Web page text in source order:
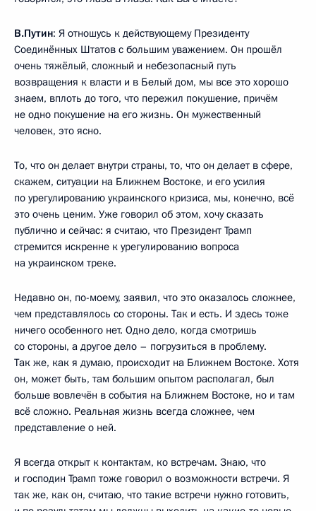
В.Путин: Я отношусь к действующему Президенту
Соединённых Штатов с большим уважением. Он прошёл
очень тяжёлый, сложный и небезопасный путь
возвращения к власти и в Белый дом, мы все это хорошо
знаем, вплоть до того, что пережил покушение, причём
не одно покушение на его жизнь. Он мужественный
человек, это ясно.
То, что он делает внутри страны, то, что он делает в сфере,
скажем, ситуации на Ближнем Востоке, и его усилия
по урегулированию украинского кризиса, мы, конечно, всё
это очень ценим. Уже говорил об этом, хочу сказать
публично и сейчас: я считаю, что Президент Трамп
стремится искренне к урегулированию вопроса
на украинском треке.
Недавно он, по-моему, заявил, что это оказалось сложнее,
чем представлялось со стороны. Так и есть. И здесь тоже
ничего особенного нет. Одно дело, когда смотришь
со стороны, а другое дело – погрузиться в проблему.
Так же, как я думаю, происходит на Ближнем Востоке. Хотя
он, может быть, там большим опытом располагал, был
больше вовлечён в события на Ближнем Востоке, но и там
всё сложно. Реальная жизнь всегда сложнее, чем
представление о ней.
Я всегда открыт к контактам, ко встречам. Знаю, что
и господин Трамп тоже говорил о возможности встречи. Я
так же, как он, считаю, что такие встречи нужно готовить,